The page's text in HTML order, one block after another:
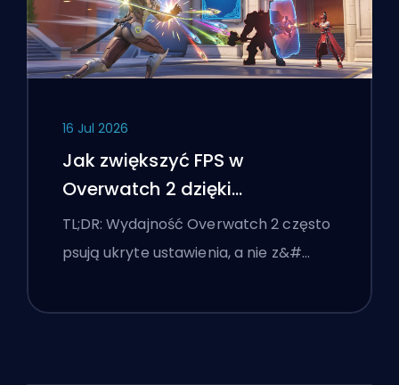
16 Jul 2026
Jak zwiększyć FPS w
Overwatch 2 dzięki
najlepszym ustawieniom
TL;DR: Wydajność Overwatch 2 często
psują ukryte ustawienia, a nie z&#…